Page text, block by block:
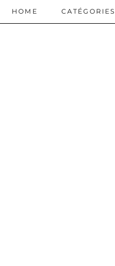
HOME CATÉGORIES